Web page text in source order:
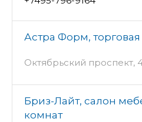
Астра Форм,
Октябрьский проспект,
Бриз-Лайт, салон
комнат